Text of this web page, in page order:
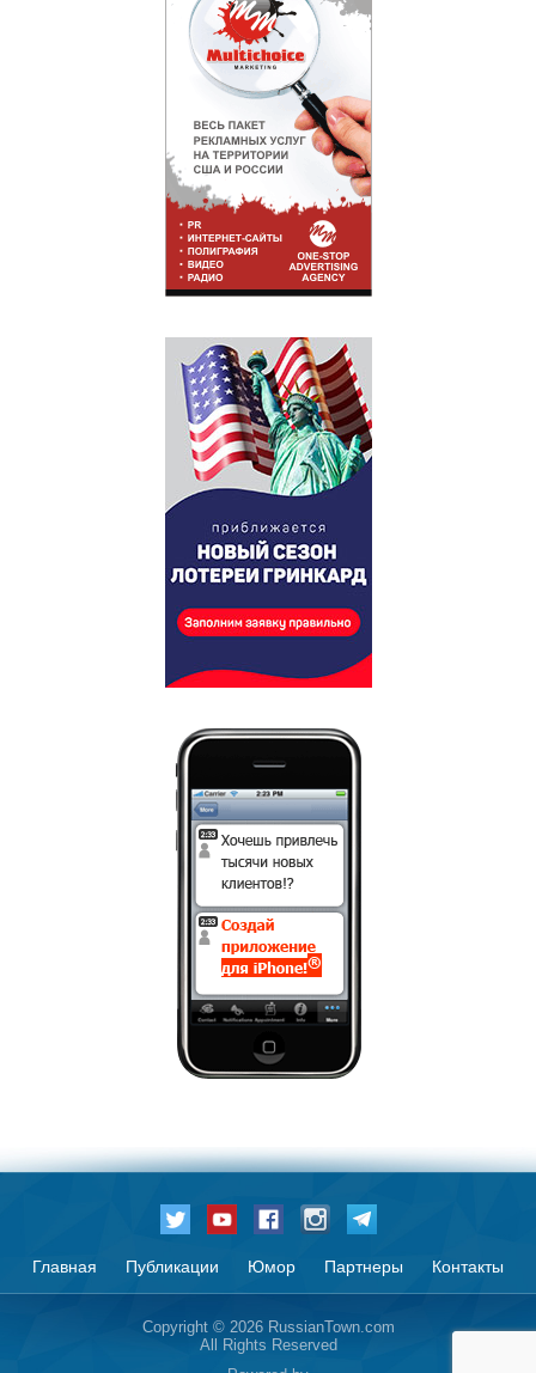
Главная Публикации Юмор Партнеры Контакты
Copyright © 2026 RussianTown.com
All Rights Reserved